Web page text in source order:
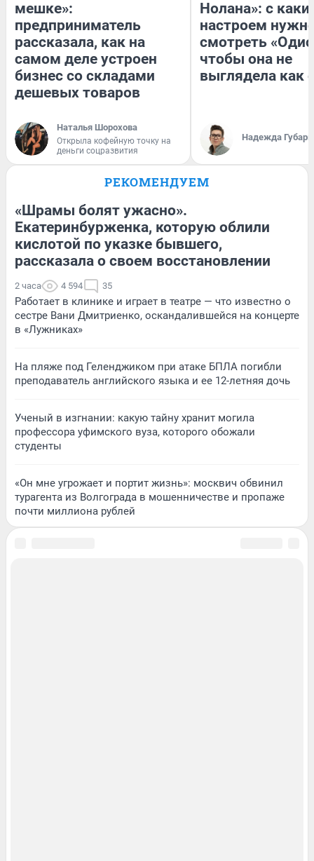
мешке»:
предприниматель
рассказала, как на
самом деле устроен
бизнес со складами
дешевых товаров
Наталья Шорохова
Открыла кофейную точку на
деньги соцразвития
Нолана»: с
настроем
смотреть
чтобы она не
выглядела как
Надежда Губарь
РЕКОМЕНДУЕМ
«Шрамы болят ужасно».
Екатеринбурженка, которую облили
кислотой по указке бывшего,
рассказала о своем восстановлении
2 часа 4 594 35
Работает в клинике и играет в театре — что известно о
сестре Вани Дмитриенко, оскандалившейся на концерте
в «Лужниках»
На пляже под Геленджиком при атаке БПЛА погибли
преподаватель английского языка и ее 12-летняя дочь
Ученый в изгнании: какую тайну хранит могила
профессора уфимского вуза, которого обожали
студенты
«Он мне угрожает и портит жизнь»: москвич обвинил
турагента из Волгограда в мошенничестве и пропаже
почти миллиона рублей